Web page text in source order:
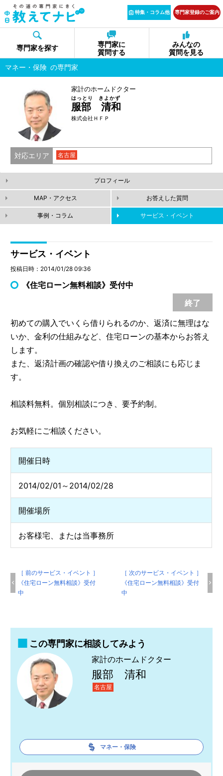
特集・コラム他 専門家登録のご案内
専門家を探す
専門家に
質問する
みんなの
質問を見る
マネー・保険 の専門家
家計のホームドクター
服部 清和
はっとり きよかず
株式会社ＨＦＰ
対応エリア 名古屋
プロフィール
MAP・アクセス お答えした質問
事例・コラム サービス・イベント
サービス・イベント
投稿日時：2014/01/28 09:36
《住宅ローン無料相談》受付中
終了
初めての購入でいくら借りられるのか、返済に無理はな
いか、金利の仕組みなど、住宅ローンの基本からお答え
します。
また、返済計画の確認や借り換えのご相談にも応じま
す。
相談料無料。個別相談につき、要予約制。
お気軽にご相談ください。
開催日時
2014/02/01～2014/02/28
開催場所
お客様宅、または当事務所
［ 前のサービス・イベント ］
《住宅ローン無料相談》受付
中
［ 次のサービス・イベント ］
《住宅ローン無料相談》受付
中
この専門家に相談してみよう
家計のホームドクター
服部 清和
名古屋
マネー・保険